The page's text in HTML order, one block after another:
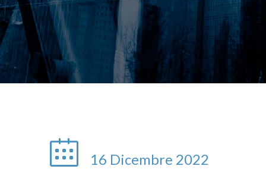
16 Dicembre 2022